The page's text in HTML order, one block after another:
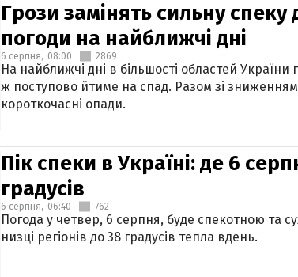
Грози замінять сильну спеку
погоди на найближчі дні
6 серпня, 08:00 2869
На найближчі дні в більшості областей
ж поступово йтиме на спад. Разом зі
короткочасні опади.
Пік спеки в Україні: де 6
градусів
6 серпня, 06:40 762
Погода у четвер, 6 серпня, буде спекотною та
низці регіонів до 38 градусів тепла вдень.